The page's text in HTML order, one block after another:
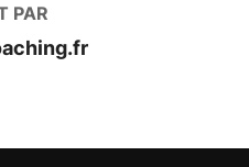
PAR